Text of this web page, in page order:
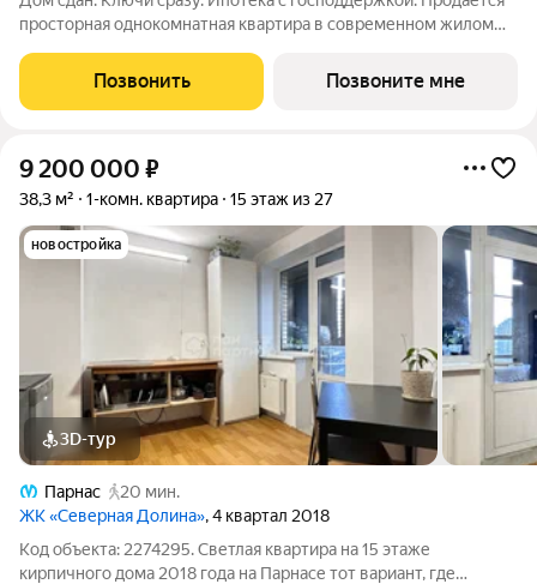
просторная однокомнатная квартира в современном жилом
можно заказать у застройщика. Общая площадь квартиры 37.9
Позвонить Позвоните мне
9 200 000 ₽
38,3 м² 1-комн. квартира 15 этаж из 27
новостройка
3D-тур
Парнас
20 мин.
ЖК «Северная Долина», 4 квартал 2018
Код объекта: 2274295. Светлая квартира на 15 этаже
кирпичного дома 2018 года на Парнасе тот вариант, где